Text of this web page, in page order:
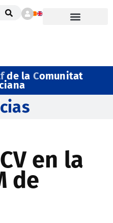
de la Comunitat
en la
de